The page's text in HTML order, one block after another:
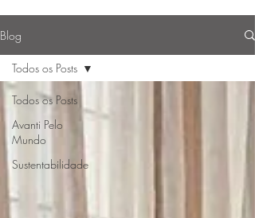
Blog
Todos os Posts
Avanti Pelo
Mundo
Sustentabilidade
Todos os Posts